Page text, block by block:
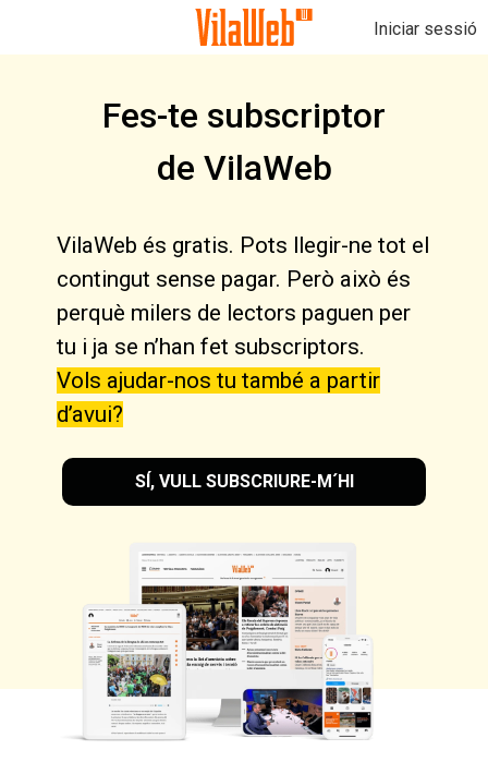
Iniciar sessió
Fes-te subscriptor
de VilaWeb
VilaWeb és gratis. Pots llegir-ne tot el
contingut sense pagar. Però això és
perquè milers de lectors paguen per
tu i ja se n’han fet subscriptors.
Vols ajudar-nos tu també a partir
d’avui?
SÍ, VULL SUBSCRIURE-M´HI